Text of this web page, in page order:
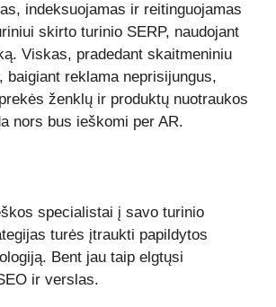
indeksuojamas ir reitinguojamas
skirto turinio SERP, naudojant
Viskas, pradedant skaitmeniniu
baigiant reklama neprisijungus,
ženklų ir produktų nuotraukos
nors bus ieškomi per AR.
specialistai į savo turinio
turės įtraukti papildytos
Bent jau taip elgtųsi
ir verslas.